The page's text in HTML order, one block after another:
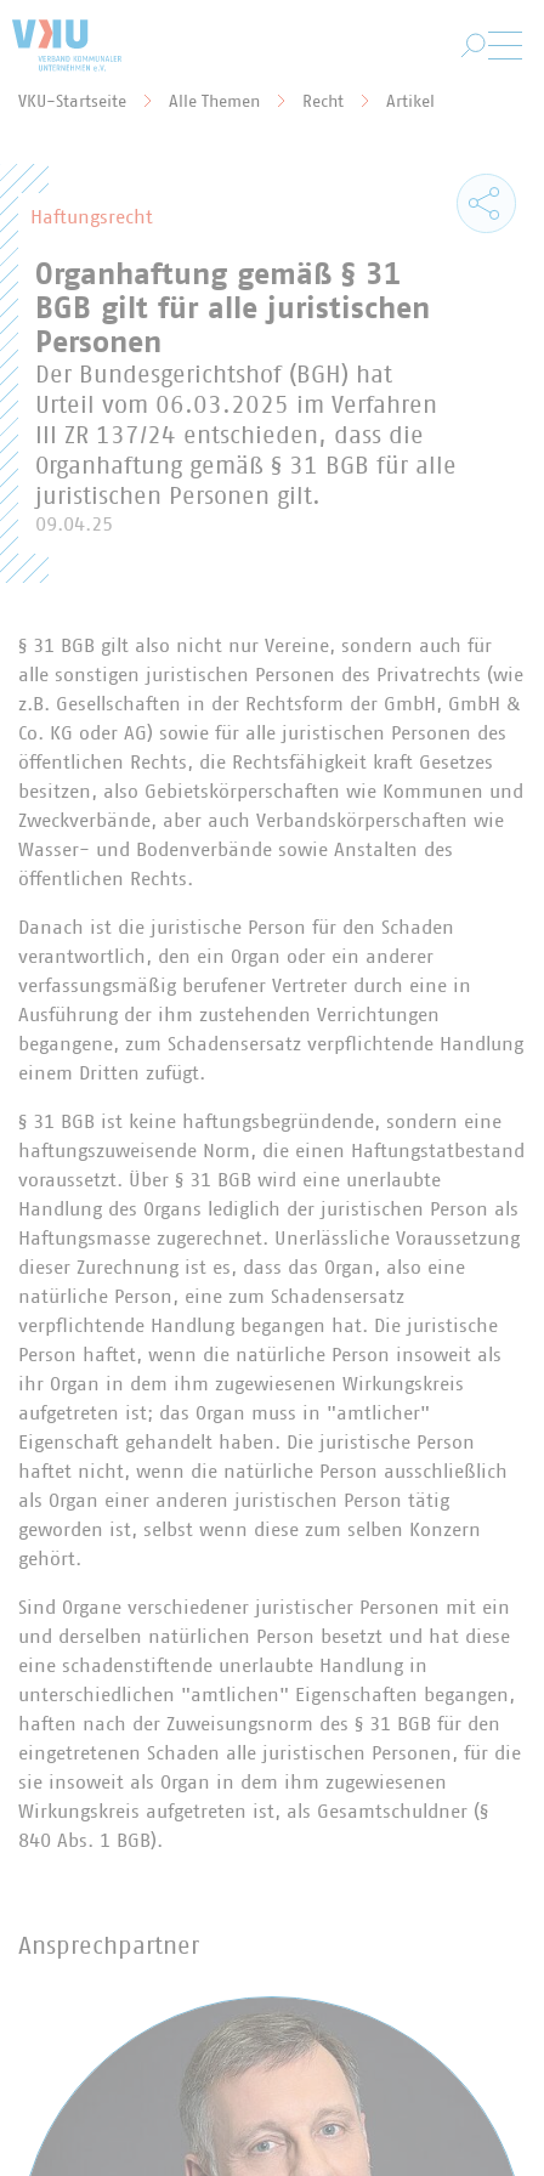
VKU-Startseite Alle Themen Recht Artikel
Haftungsrecht
Organhaftung gemäß § 31
BGB gilt für alle juristischen
Personen
Der Bundesgerichtshof (BGH) hat
Urteil vom 06.03.2025 im Verfahren
III ZR 137/24 entschieden, dass die
Organhaftung gemäß § 31 BGB für alle
juristischen Personen gilt.
09.04.25
§ 31 BGB gilt also nicht nur Vereine, sondern auch für
alle sonstigen juristischen Personen des Privatrechts (wie
z.B. Gesellschaften in der Rechtsform der GmbH, GmbH &
Co. KG oder AG) sowie für alle juristischen Personen des
öffentlichen Rechts, die Rechtsfähigkeit kraft Gesetzes
besitzen, also Gebietskörperschaften wie Kommunen und
Zweckverbände, aber auch Verbandskörperschaften wie
Wasser- und Bodenverbände sowie Anstalten des
öffentlichen Rechts.
Danach ist die juristische Person für den Schaden
verantwortlich, den ein Organ oder ein anderer
verfassungsmäßig berufener Vertreter durch eine in
Ausführung der ihm zustehenden Verrichtungen
begangene, zum Schadensersatz verpflichtende Handlung
einem Dritten zufügt.
§ 31 BGB ist keine haftungsbegründende, sondern eine
haftungszuweisende Norm, die einen Haftungstatbestand
voraussetzt. Über § 31 BGB wird eine unerlaubte
Handlung des Organs lediglich der juristischen Person als
Haftungsmasse zugerechnet. Unerlässliche Voraussetzung
dieser Zurechnung ist es, dass das Organ, also eine
natürliche Person, eine zum Schadensersatz
verpflichtende Handlung begangen hat. Die juristische
Person haftet, wenn die natürliche Person insoweit als
ihr Organ in dem ihm zugewiesenen Wirkungskreis
aufgetreten ist; das Organ muss in "amtlicher"
Eigenschaft gehandelt haben. Die juristische Person
haftet nicht, wenn die natürliche Person ausschließlich
als Organ einer anderen juristischen Person tätig
geworden ist, selbst wenn diese zum selben Konzern
gehört.
Sind Organe verschiedener juristischer Personen mit ein
und derselben natürlichen Person besetzt und hat diese
eine schadenstiftende unerlaubte Handlung in
unterschiedlichen "amtlichen" Eigenschaften begangen,
haften nach der Zuweisungsnorm des § 31 BGB für den
eingetretenen Schaden alle juristischen Personen, für die
sie insoweit als Organ in dem ihm zugewiesenen
Wirkungskreis aufgetreten ist, als Gesamtschuldner (§
840 Abs. 1 BGB).
Ansprechpartner